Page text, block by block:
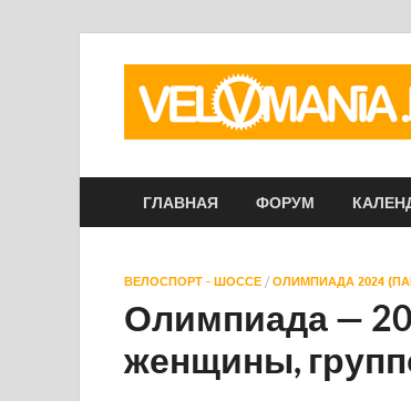
ГЛАВНАЯ ФОРУМ
ВЕЛОСПОРТ - ШОССЕ / ОЛИМПИАДА 2024
Олимпиада —
женщины,